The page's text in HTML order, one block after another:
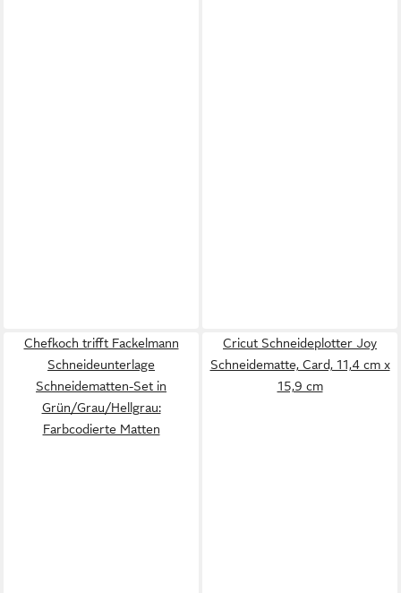
Chefkoch trifft Fackelmann
Schneideunterlage
Schneidematten-Set in
Grün/Grau/Hellgrau:
Farbcodierte Matten
Cricut Schneideplotter Joy
Schneidematte, Card, 11,4 cm x
15,9 cm